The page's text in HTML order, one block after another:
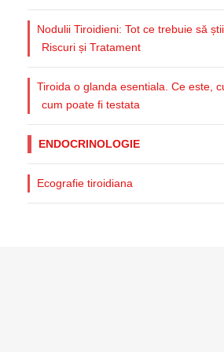
Nodulii Tiroidieni: Tot ce trebuie să
Riscuri și Tratament
Tiroida o glanda esentiala. Ce este,
cum poate fi testata
ENDOCRINOLOGIE
Ecografie tiroidiana